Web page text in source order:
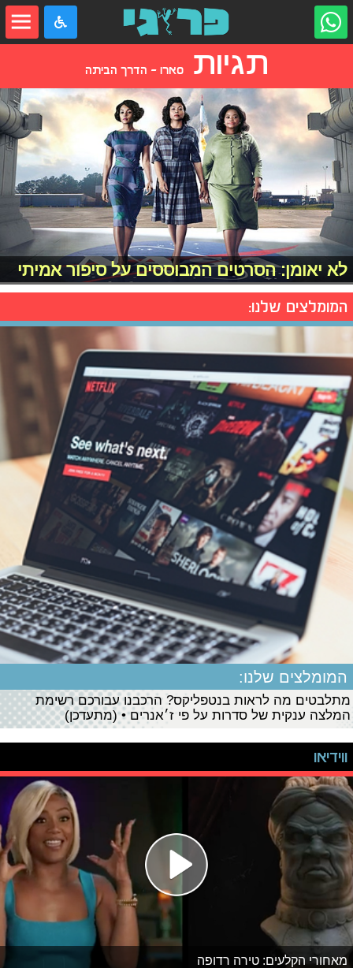
תגיותסארו - הדרך הביתה
לא יאומן: הסרטים המבוססים על סיפור אמיתי
המומלצים שלנו:
המומלצים שלנו:
מתלבטים מה לראות בנטפליקס? הרכבנו עבורכם רשימת
המלצה ענקית של סדרות על פי ז׳אנרים • (מתעדכן)
ווידיאו
מאחורי הקלעים: טירה רדופה